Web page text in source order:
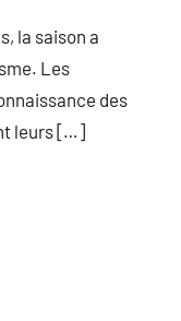
la saison a
Les
des
leurs […]